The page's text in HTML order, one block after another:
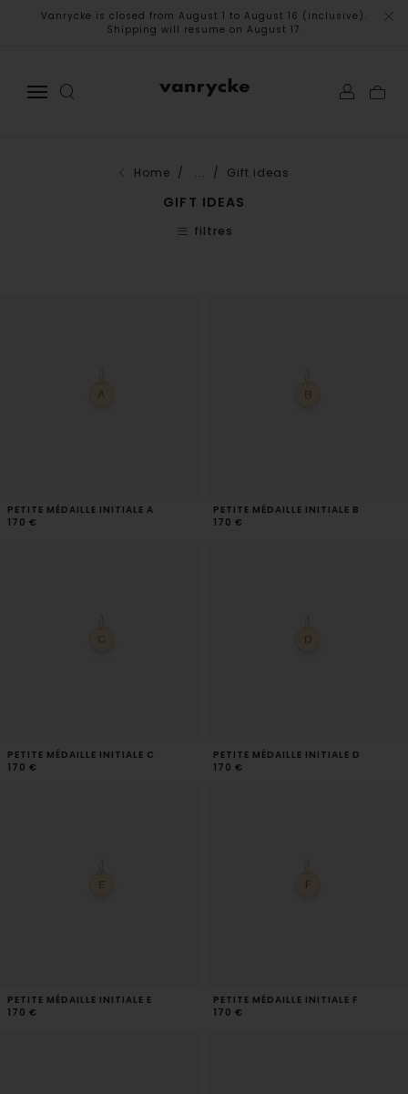
Vanrycke is closed from August 1 to August 16 (inclusive).
Shipping will resume on August 17.
Home / ... / Gift ideas
GIFT IDEAS
filtres
PETITE MÉDAILLE INITIALE A
170 €
PETITE MÉDAILLE INITIALE B
170 €
PETITE MÉDAILLE INITIALE C
170 €
PETITE MÉDAILLE INITIALE D
170 €
PETITE MÉDAILLE INITIALE E
170 €
PETITE MÉDAILLE INITIALE F
170 €